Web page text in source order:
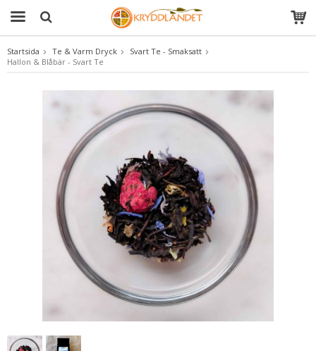
Produkten har blivit tillagd i varukorgen
Startsida Te & Varm Dryck
Svart Te - Smaksatt
Hallon & Blåbär - Svart Te